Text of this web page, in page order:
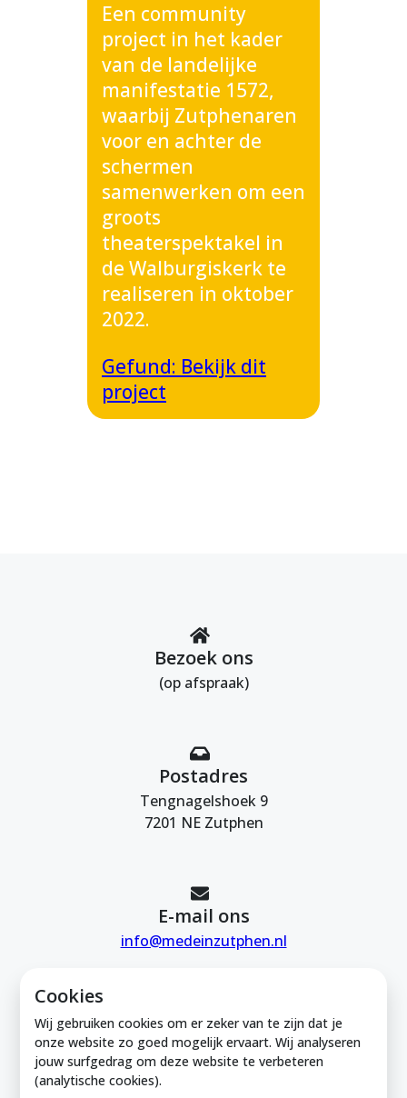
Cookies
Wij gebruiken cookies om er zeker van te zijn dat je
onze website zo goed mogelijk ervaart. Wij analyseren
jouw surfgedrag om deze website te verbeteren
(analytische cookies).
Een community
project in het kader
van de landelijke
manifestatie 1572,
waarbij Zutphenaren
voor en achter de
schermen
samenwerken om een
groots
theaterspektakel in
de Walburgiskerk te
realiseren in oktober
2022.
Gefund: Bekijk dit
project
Bezoek ons
(op afspraak)
Postadres
Tengnagelshoek 9
7201 NE Zutphen
E-mail ons
info@medeinzutphen.nl
Mede in Zutphen is onderdeel van de
Zutphense Uitdaging. KVK Zutphense